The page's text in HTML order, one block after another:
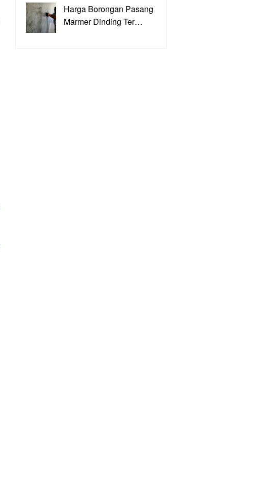
Harga Borongan Pasang
Marmer Dinding Ter…